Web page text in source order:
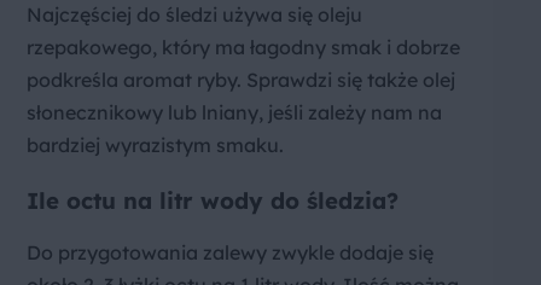
Najczęściej do śledzi używa się oleju
rzepakowego, który ma łagodny smak i dobrze
podkreśla aromat ryby. Sprawdzi się także olej
słonecznikowy lub lniany, jeśli zależy nam na
bardziej wyrazistym smaku.
Ile octu na litr wody do śledzia?
Do przygotowania zalewy zwykle dodaje się